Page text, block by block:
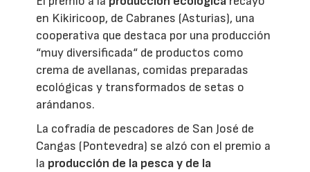
en Kikiricoop, de Cabranes (Asturias), una
cooperativa que destaca por una producción
“muy diversificada“ de productos como
crema de avellanas, comidas preparadas
ecológicas y transformados de setas o
arándanos.
La cofradía de pescadores de San José de
Cangas (Pontevedra) se alzó con el premio a
la producción de la pesca y de la